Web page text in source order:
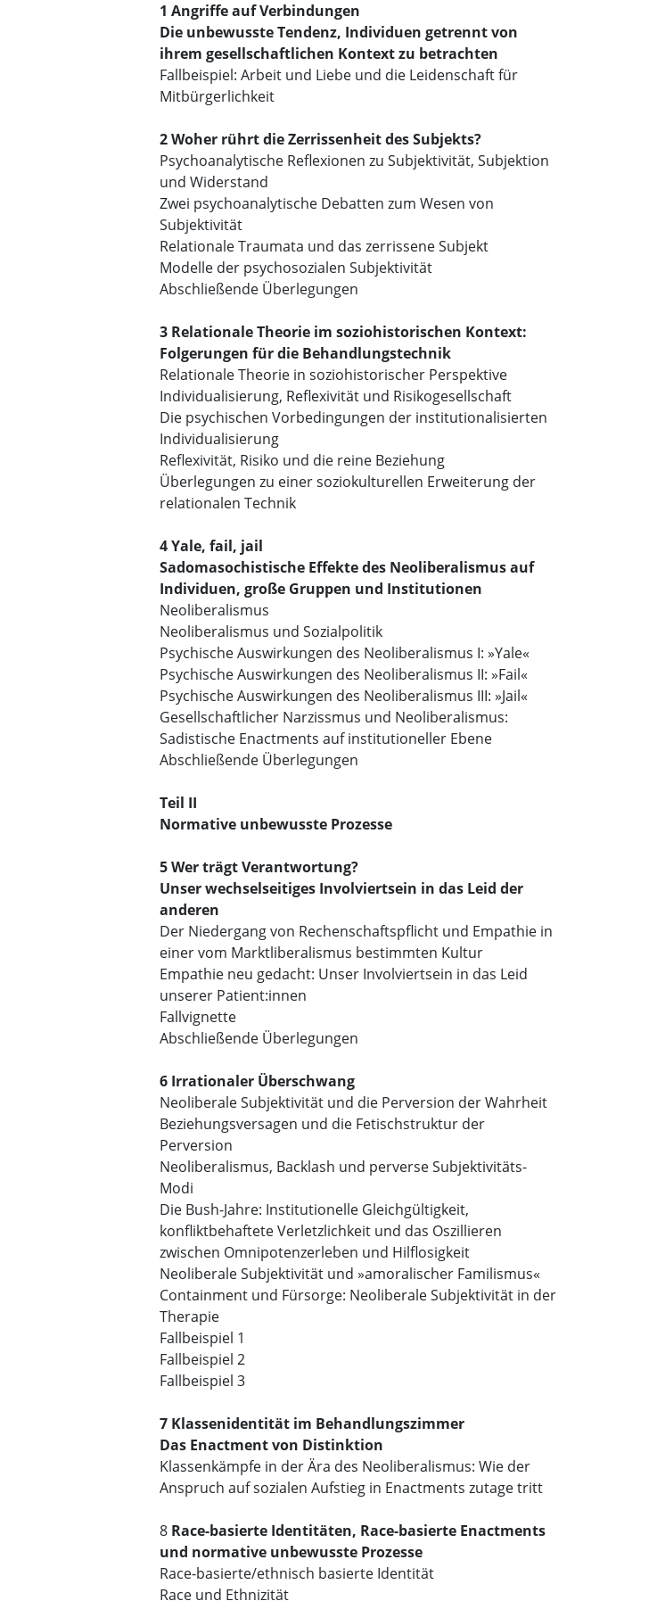
1 Angriffe auf Verbindungen
Die unbewusste Tendenz, Individuen getrennt von
ihrem gesellschaftlichen Kontext zu betrachten
Fallbeispiel: Arbeit und Liebe und die Leidenschaft für
Mitbürgerlichkeit
2 Woher rührt die Zerrissenheit des Subjekts?
Psychoanalytische Reflexionen zu Subjektivität, Subjektion
und Widerstand
Zwei psychoanalytische Debatten zum Wesen von
Subjektivität
Relationale Traumata und das zerrissene Subjekt
Modelle der psychosozialen Subjektivität
Abschließende Überlegungen
3 Relationale Theorie im soziohistorischen Kontext:
Folgerungen für die Behandlungstechnik
Relationale Theorie in soziohistorischer Perspektive
Individualisierung, Reflexivität und Risikogesellschaft
Die psychischen Vorbedingungen der institutionalisierten
Individualisierung
Reflexivität, Risiko und die reine Beziehung
Überlegungen zu einer soziokulturellen Erweiterung der
relationalen Technik
4 Yale, fail, jail
Sadomasochistische Effekte des Neoliberalismus auf
Individuen, große Gruppen und Institutionen
Neoliberalismus
Neoliberalismus und Sozialpolitik
Psychische Auswirkungen des Neoliberalismus I: »Yale«
Psychische Auswirkungen des Neoliberalismus II: »Fail«
Psychische Auswirkungen des Neoliberalismus III: »Jail«
Gesellschaftlicher Narzissmus und Neoliberalismus:
Sadistische Enactments auf institutioneller Ebene
Abschließende Überlegungen
Teil II
Normative unbewusste Prozesse
5 Wer trägt Verantwortung?
Unser wechselseitiges Involviertsein in das Leid der
anderen
Der Niedergang von Rechenschaftspflicht und Empathie in
einer vom Marktliberalismus bestimmten Kultur
Empathie neu gedacht: Unser Involviertsein in das Leid
unserer Patient:innen
Fallvignette
Abschließende Überlegungen
6 Irrationaler Überschwang
Neoliberale Subjektivität und die Perversion der Wahrheit
Beziehungsversagen und die Fetischstruktur der
Perversion
Neoliberalismus, Backlash und perverse Subjektivitäts-
Modi
Die Bush-Jahre: Institutionelle Gleichgültigkeit,
konfliktbehaftete Verletzlichkeit und das Oszillieren
zwischen Omnipotenzerleben und Hilflosigkeit
Neoliberale Subjektivität und »amoralischer Familismus«
Containment und Fürsorge: Neoliberale Subjektivität in der
Therapie
Fallbeispiel 1
Fallbeispiel 2
Fallbeispiel 3
7 Klassenidentität im Behandlungszimmer
Das Enactment von Distinktion
Klassenkämpfe in der Ära des Neoliberalismus: Wie der
Anspruch auf sozialen Aufstieg in Enactments zutage tritt
8 Race-basierte Identitäten, Race-basierte Enactments
und normative unbewusste Prozesse
Race-basierte/ethnisch basierte Identität
Race und Ethnizität